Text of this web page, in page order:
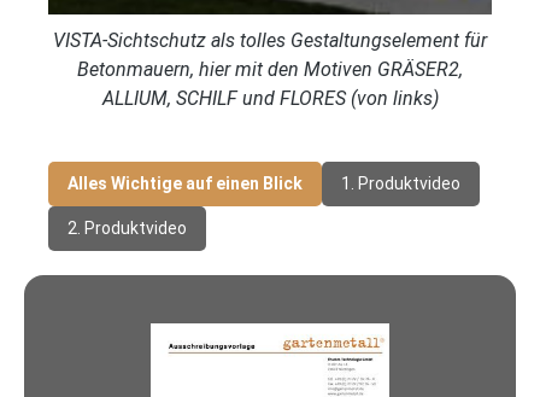
VISTA-Sichtschutz als tolles Gestaltungselement für
Betonmauern, hier mit den Motiven GRÄSER2,
ALLIUM, SCHILF und FLORES (von links)
Alles Wichtige auf einen Blick 1. Produktvideo
2. Produktvideo